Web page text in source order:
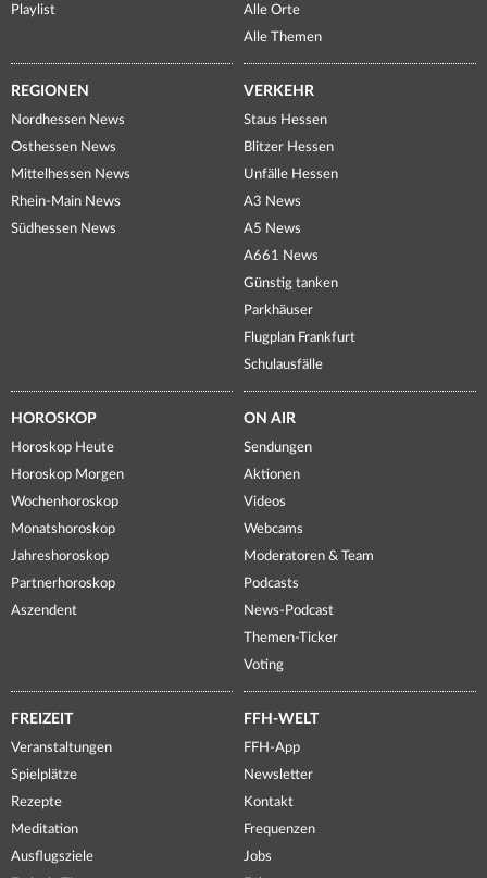
Playlist
Alle Orte
Alle Themen
REGIONEN
Nordhessen News
Osthessen News
Mittelhessen News
Rhein-Main News
Südhessen News
VERKEHR
Staus Hessen
Blitzer Hessen
Unfälle Hessen
A3 News
A5 News
A661 News
Günstig tanken
Parkhäuser
Flugplan Frankfurt
Schulausfälle
HOROSKOP
Horoskop Heute
Horoskop Morgen
Wochenhoroskop
Monatshoroskop
Jahreshoroskop
Partnerhoroskop
Aszendent
ON AIR
Sendungen
Aktionen
Videos
Webcams
Moderatoren & Team
Podcasts
News-Podcast
Themen-Ticker
Voting
FREIZEIT
Veranstaltungen
Spielplätze
Rezepte
Meditation
Ausflugsziele
FFH-WELT
FFH-App
Newsletter
Kontakt
Frequenzen
Jobs